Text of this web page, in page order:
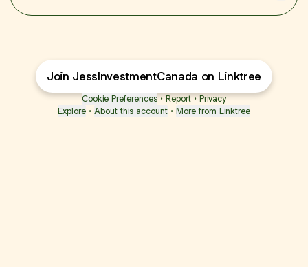
Join JessInvestmentCanada on Linktree
Cookie Preferences • Report • Privacy
Explore • About this account • More from Linktree